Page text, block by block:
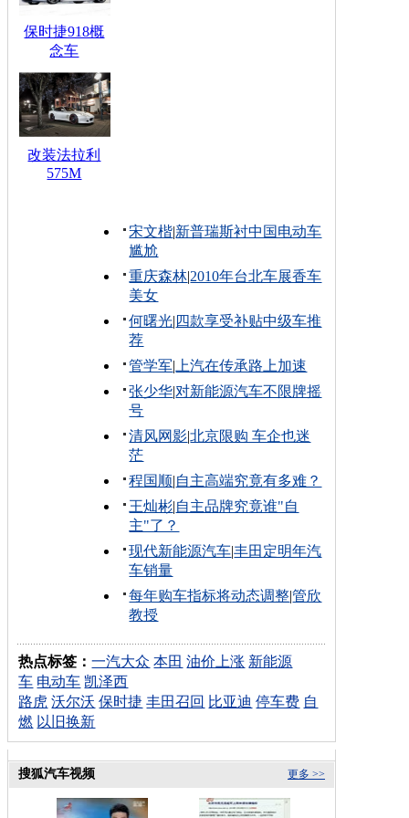
保时捷918概
念车
改装法拉利
575M
宋文楷|新普瑞斯衬中国电动车
尴尬
重庆森林|2010年台北车展香车
美女
何曙光| 四款享受补贴中级车推
荐
管学军| 上汽在传承路上加速
张少华|对新能源汽车不限牌摇
号
清风网影|北京限购 车企也迷
茫
程国顺|自主高端究竟有多难？
王灿彬|自主品牌究竟谁"自
主"了？
现代新能源汽车|丰田定明年汽
车销量
每年购车指标将动态调整|管欣
教授
热点标签：一汽大众 本田 油价上涨 新能源
车 电动车 凯泽西
路虎 沃尔沃 保时捷 丰田召回 比亚迪 停车费 自
燃 以旧换新
更多 >>
搜狐汽车视频